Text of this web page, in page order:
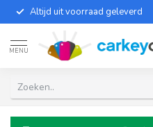
Altijd uit voorraad geleverd
MENU